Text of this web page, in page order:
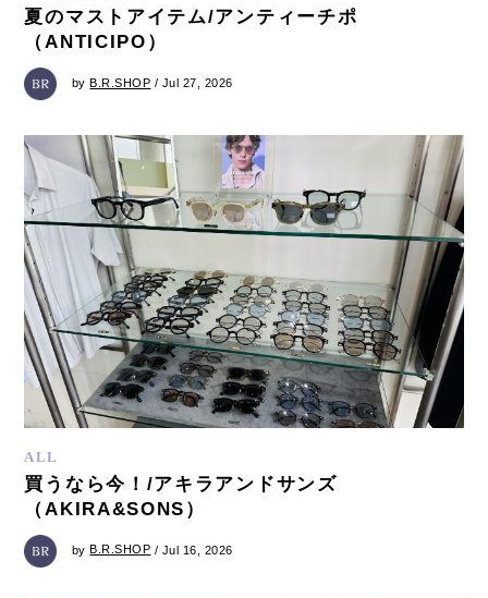
夏のマストアイテム/アンティーチポ
（ANTICIPO）
byB.R.SHOP / Jul 27, 2026
ALL
買うなら今！/アキラアンドサンズ
（AKIRA&SONS）
by B.R.SHOP / Jul 16, 2026